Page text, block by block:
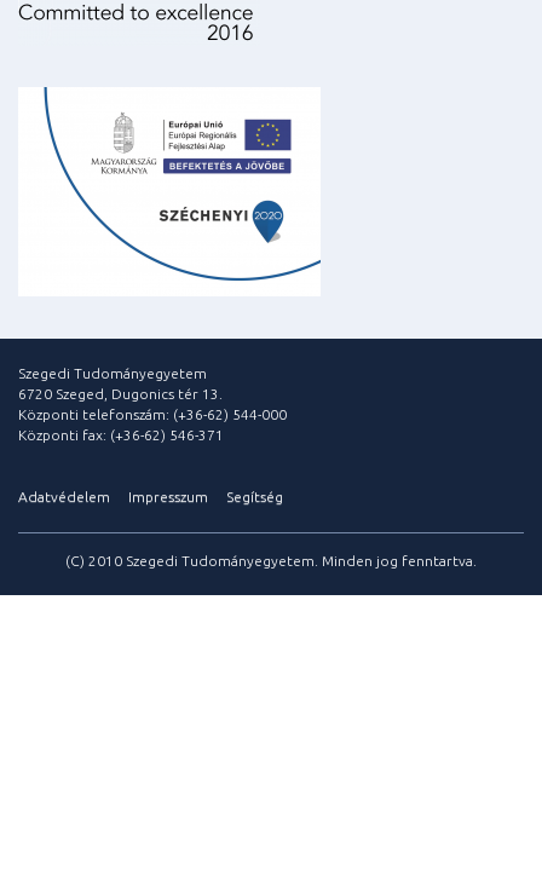
Szegedi Tudományegyetem
6720 Szeged, Dugonics tér 13.
Központi telefonszám: (+36-62) 544-000
Központi fax: (+36-62) 546-371
Adatvédelem Impresszum Segítség
(C) 2010 Szegedi Tudományegyetem. Minden jog fenntartva.